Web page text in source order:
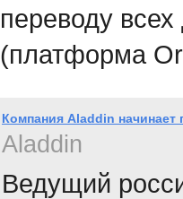
переводу
(платформа
Компания Aladdin
Aladdin
Ведущий